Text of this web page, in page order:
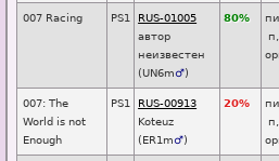
007 Racing PS1
RUS-01005
автор
неизвестен
(UN6m♂)
80%
п
007: The
World is not
Enough
PS1
RUS-00913
Koteuz
(ER1m♂)
20%
п